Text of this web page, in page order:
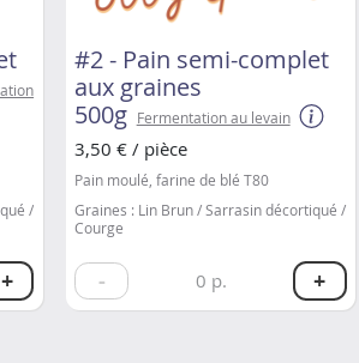
/
+
#2 - Pain semi-complet
aux graines
500g Fermentation au levain
3,50 € / pièce
Pain moulé, farine de blé T80
Graines : Lin Brun / Sarrasin décortiqué /
Courge
- 0 p. +